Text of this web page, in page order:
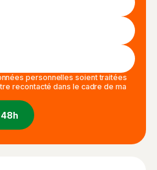
personnelles soient traitées
recontacté dans le cadre de ma